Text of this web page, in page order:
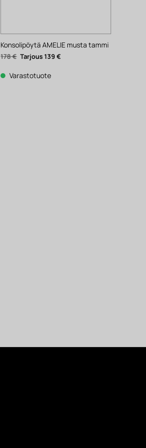
Konsolipöytä AMELIE musta tammi
178€ Alkuperäinen
hinta
178 €.
139€
Varastotuote